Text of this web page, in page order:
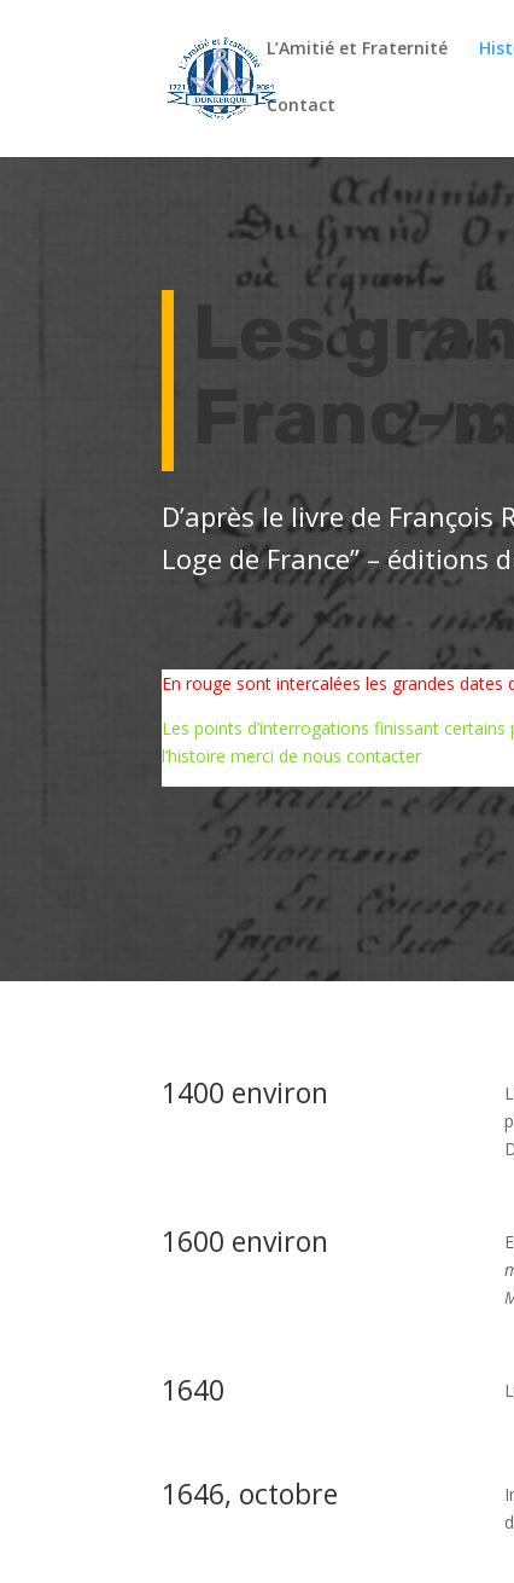
L’Amitié et Fraternité
Contact
Les
Franc-
D’après le livre de François
Loge de France’’ –
En rouge sont intercalées les grandes
Les points d’interrogations finissant
l’histoire merci de nous contacter
1400 environ
1600 environ
1640
1646, octobre